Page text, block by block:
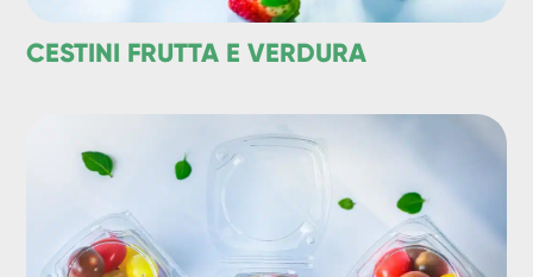
CESTINI FRUTTA E VERDURA